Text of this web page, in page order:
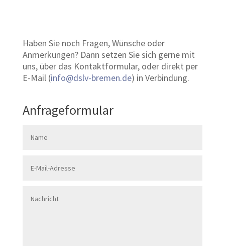
Haben Sie noch Fragen, Wünsche oder
Anmerkungen? Dann setzen Sie sich gerne mit
uns, über das Kontaktformular, oder direkt per
E-Mail (info@dslv-bremen.de) in Verbindung.
Anfrageformular